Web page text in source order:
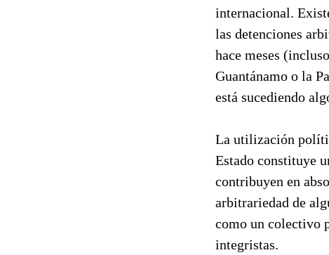
internacional.
las detenciones
hace meses
Guantánamo o la
está sucediendo
La utilización
Estado constituye
contribuyen en
arbitrariedad de
como un colectivo
integristas.